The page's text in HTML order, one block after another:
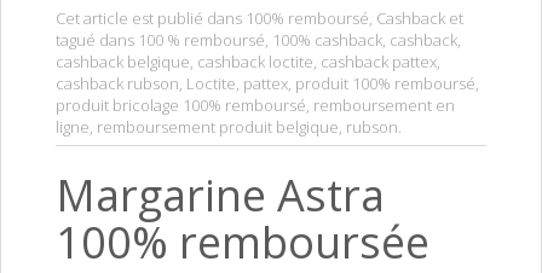
Cet article est publié dans 100% remboursé, Cashback et
tagué dans 100 % remboursé, 100% cashback, cashback,
cashback belgique, cashback loctite, cashback pattex,
cashback rubson, Loctite, pattex, produit 100% remboursé,
produit bricolage 100% remboursé, remboursement en
ligne, remboursement produit belgique, rubson.
Margarine Astra
100% remboursée